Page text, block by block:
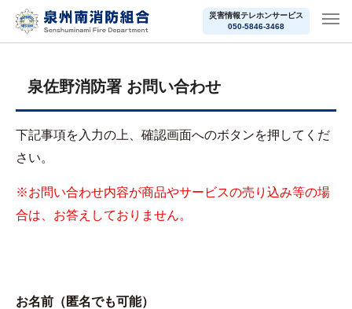
災害情報テレホンサービス
050-5846-3468
泉佐野消防署 お問い合わせ
下記事項を入力の上、確認画面へのボタンを押してくだ
さい。
※お問い合わせ内容が商品やサービスの売り込み等の場
合は、お答えしておりません。
お名前（匿名でも可能）